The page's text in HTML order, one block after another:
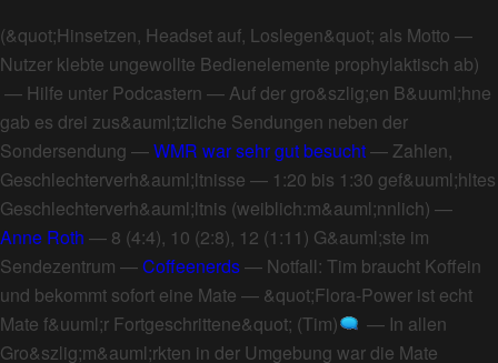
(&quot;Hinsetzen, Headset auf, Loslegen&quot; als Motto —
Nutzer klebte ungewollte Bedienelemente prophylaktisch ab)
— Hilfe unter Podcastern —Auf der gro&szlig;en B&uuml;hne
gab es drei zus&auml;tzliche Sendungen neben der
Sondersendung —WMR war sehr gut besucht—Zahlen,
Geschlechterverh&auml;ltnisse — 1:20 bis 1:30 gef&uuml;hltes
Geschlechterverh&auml;ltnis (weiblich:m&auml;nnlich) —
Anne Roth — 8 (4:4), 10 (2:8), 12 (1:11) G&auml;ste im
Sendezentrum —Coffeenerds— Notfall: Tim braucht Koffein
und bekommt sofort eine Mate — &quot;Flora-Power ist echt
Mate f&uuml;r Fortgeschrittene&quot; (Tim)
— In allen
Gro&szlig;m&auml;rkten in der Umgebung war die Mate